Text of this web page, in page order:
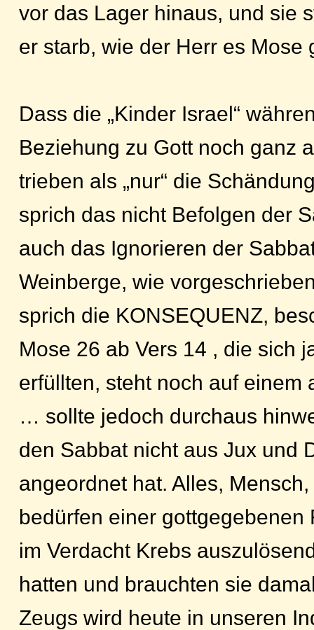
vor das Lager hinaus, und sie
er starb, wie der Herr es Mose
Dass die „Kinder Israel“
Beziehung zu Gott noch ganz
trieben als „nur“ die
sprich das nicht Befolgen der
auch das Ignorieren der
Weinberge, wie
sprich die KONSEQUENZ,
Mose 26 ab Vers 14 , die sich
erfüllten, steht noch auf einem
… sollte jedoch durchaus
den Sabbat nicht aus Jux und
angeordnet hat. Alles,
bedürfen einer gottgegebenen
im Verdacht Krebs
hatten und brauchten sie
Zeugs wird heute in unseren